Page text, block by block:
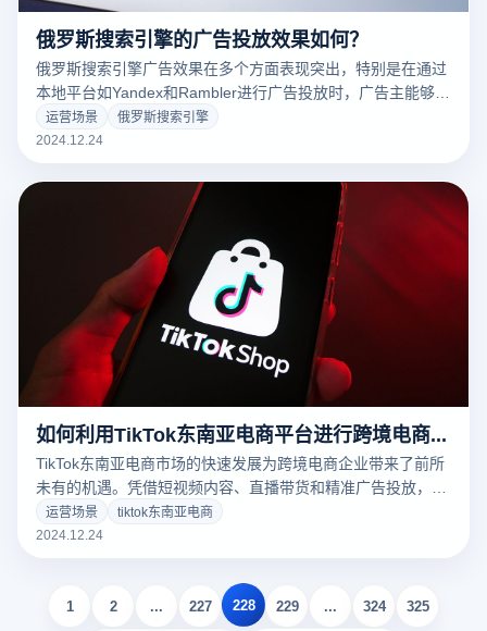
俄罗斯搜索引擎的广告投放效果如何？
俄罗斯搜索引擎广告效果在多个方面表现突出，特别是在通过
本地平台如Yandex和Rambler进行广告投放时，广告主能够获
得更精准的市场定位和更高的转化率。随着俄罗斯互联网用户
的逐步增长，尤其是移动端的普及，俄罗斯搜索引擎广告已经
运营场景
俄罗斯搜索引擎
2024.12.24
如何利用TikTok东南亚电商平台进行跨境电商运营？
TikTok东南亚电商市场的快速发展为跨境电商企业带来了前所
未有的机遇。凭借短视频内容、直播带货和精准广告投放，
TikTok已成为吸引年轻消费者和提升品牌曝光度的重要平台。
为了充分利用TikTok进行跨境电商运营，企业需要根据平台的
管理多个账户、提升运营效果。
运营场景
tiktok东南亚电商
2024.12.24
1 2 ... 227 228 229 ... 324 325